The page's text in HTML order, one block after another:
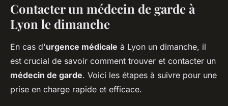
Contacter un médecin de garde à
Lyon le dimanche
En cas d'urgence médicale à Lyon un dimanche, il
est crucial de savoir comment trouver et contacter un
médecin de garde. Voici les étapes à suivre pour une
prise en charge rapide et efficace.